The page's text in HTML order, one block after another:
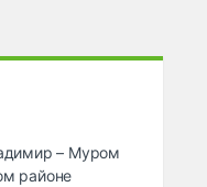
– Муром
районе